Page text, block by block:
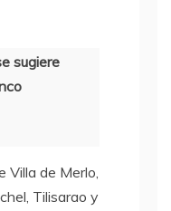
sugiere
Villa de Merlo,
Tilisarao y